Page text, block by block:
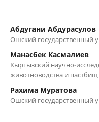
Абдугани Абдурасулов
Ошский государственный
Манасбек Касмалиев
Кыргызский научно-
животноводства и пастбищ
Рахима Муратова
Ошский государственный